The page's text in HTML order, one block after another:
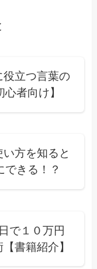
役立つ言葉の
者向け】
方を知ると
できる！？
で１０万円
書籍紹介】